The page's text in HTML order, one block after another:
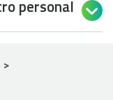
personal 